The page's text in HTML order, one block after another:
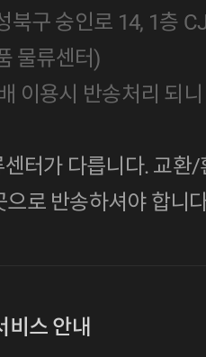
북구 숭인로 14, 1층
물류센터)
이용시 반송처리 되
터가 다릅니다. 교환
로 반송하셔야 합니
비스 안내